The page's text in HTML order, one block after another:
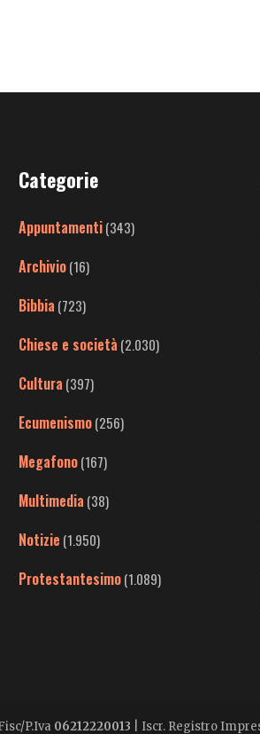
Categorie
Appuntamenti(343)
Archivio(16)
Bibbia (723)
Chiese e società (2.030)
Cultura (397)
Ecumenismo(256)
Megafono(167)
Multimedia (38)
Notizie (1.950)
Protestantesimo(1.089)
P.Iva 06212220013 | Iscr. Registro